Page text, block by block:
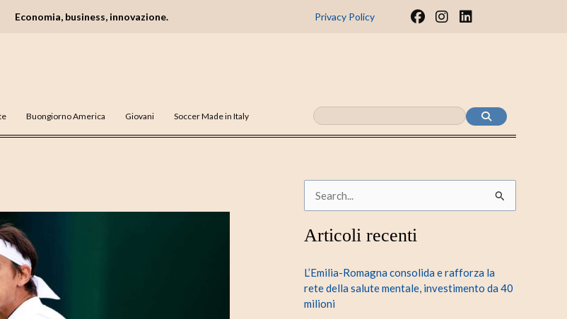
Economia, business, innovazione. Privacy Policy
F
I
m
L
n
Buongiorno America Giovani Soccer Made in Italy
r
a
:
Articoli recenti
L’Emilia-Romagna consolida e rafforza la
rete della salute mentale, investimento da 40
milioni